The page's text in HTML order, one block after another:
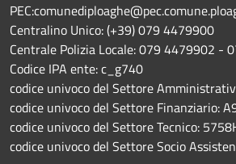
Centralino Unico: (+39) 079 4479900
Centrale Polizia Locale: 079 4479902 -
Codice IPA ente: c_g740
codice univoco del Settore
codice univoco del Settore Finanziario:
codice univoco del Settore Tecnico:
codice univoco del Settore Socio